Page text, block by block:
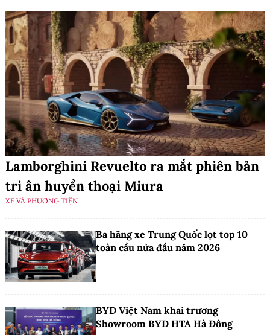
Lamborghini Revuelto ra mắt phiên bản
tri ân huyền thoại Miura
XE VÀ PHƯƠNG TIỆN
Ba hãng xe Trung Quốc lọt top 10
toàn cầu nửa đầu năm 2026
BYD Việt Nam khai trương
Showroom BYD HTA Hà Đông